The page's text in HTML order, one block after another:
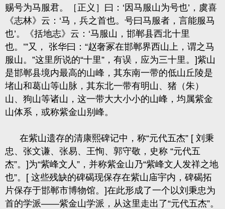
赐号为马服君。［正义］曰：‘因马服山为号也’，虞喜
《志林》云：‘马，兵之首也。号曰马服者，言能服马
也’。《括地志》云：‘马服山，邯郸县西北十里
也。’”又， 张华曰：“赵奢冢在邯郸界西山上，谓之马
服山。”这里所说的“十里”，有误，应为三十里。 ]紫山
是邯郸县境内最高的山峰，其东南一带的低山丘陵是
堵山和葛山等山脉，其东北一带有明山、猪（朱）
山、狗山等诸山，这一带大大小小的山峰，均属紫金
山体系，或称紫金山别峰。
在紫山遗存的清康熙碑记中，称“元代五杰” [刘秉
忠、张文谦、张易、王恂、郭守敬，史称 “元代五
杰”。 ]为“紫峰文人”，并称紫金山乃“紫峰文人发祥之地
也”。 [ 这些残缺的碑碣现保存在紫山庙宇内，碑碣拓
片保存于邯郸市博物馆。 ]在此形成了一个以刘秉忠为
首的学派——紫金山学派，从这里走出了“元代五杰”。